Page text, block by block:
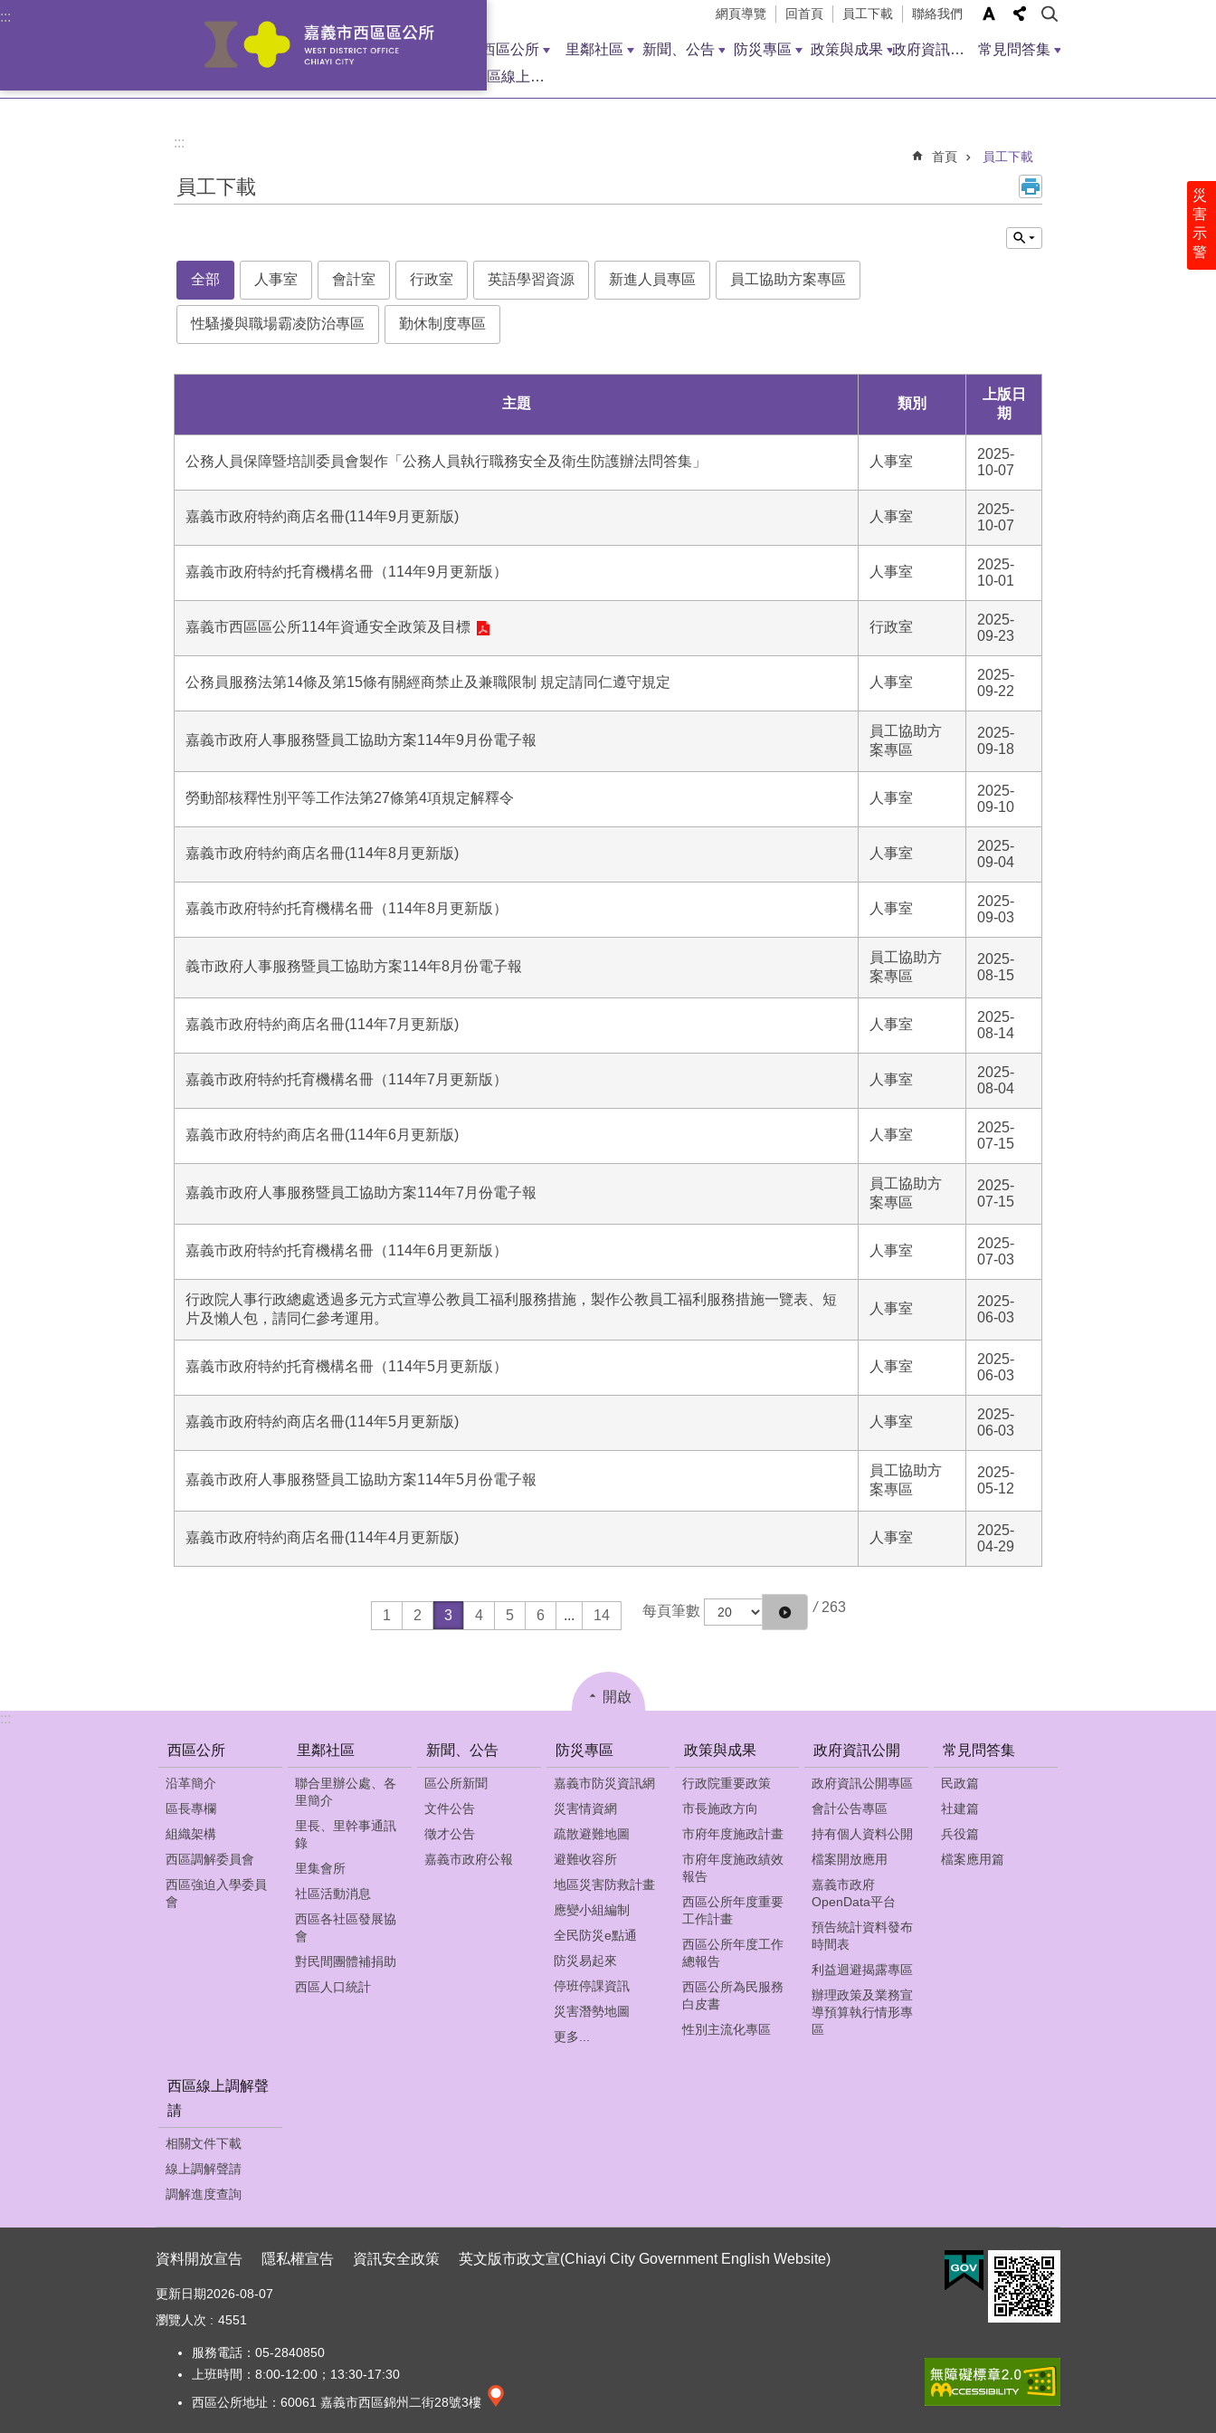
跳到主要內容區塊
:::
災
害
示
警
網頁導覽 回首頁 員工下載 聯絡我們
西區公所 里鄰社區 新聞、公告 防災專區 政策與成果 政府資訊公開
常見問答集
西區線上調解聲請
:::
首頁 員工下載
員工下載
全部 人事室 會計室 行政室 英語學習資源 新進人員專區 員工協助方案專區
性騷擾與職場霸凌防治專區 勤休制度專區
主題 類別
上版日
期
公務人員保障暨培訓委員會製作「公務人員執行職務安全及衛生防護辦法問答集」 人事室
2025-
10-07
嘉義市政府特約商店名冊(114年9月更新版) 人事室
2025-
10-07
嘉義市政府特約托育機構名冊（114年9月更新版） 人事室
2025-
10-01
嘉義市西區區公所114年資通安全政策及目標 行政室
2025-
09-23
公務員服務法第14條及第15條有關經商禁止及兼職限制 規定請同仁遵守規定 人事室
2025-
09-22
嘉義市政府人事服務暨員工協助方案114年9月份電子報
員工協助方
案專區
2025-
09-18
勞動部核釋性別平等工作法第27條第4項規定解釋令 人事室
2025-
09-10
嘉義市政府特約商店名冊(114年8月更新版) 人事室
2025-
09-04
嘉義市政府特約托育機構名冊（114年8月更新版） 人事室
2025-
09-03
義市政府人事服務暨員工協助方案114年8月份電子報
員工協助方
案專區
2025-
08-15
嘉義市政府特約商店名冊(114年7月更新版) 人事室
2025-
08-14
嘉義市政府特約托育機構名冊（114年7月更新版） 人事室
2025-
08-04
嘉義市政府特約商店名冊(114年6月更新版) 人事室
2025-
07-15
嘉義市政府人事服務暨員工協助方案114年7月份電子報
員工協助方
案專區
2025-
07-15
嘉義市政府特約托育機構名冊（114年6月更新版） 人事室
2025-
07-03
行政院人事行政總處透過多元方式宣導公教員工福利服務措施，製作公教員工福利服務措施一覽表、短
片及懶人包，請同仁參考運用。
人事室
2025-
06-03
嘉義市政府特約托育機構名冊（114年5月更新版） 人事室
2025-
06-03
嘉義市政府特約商店名冊(114年5月更新版) 人事室
2025-
06-03
嘉義市政府人事服務暨員工協助方案114年5月份電子報
員工協助方
案專區
2025-
05-12
嘉義市政府特約商店名冊(114年4月更新版) 人事室
2025-
04-29
1 2 3 4 5 6 ... 14 每頁筆數 / 263
開啟
:::
西區公所
沿革簡介
區長專欄
組織架構
西區調解委員會
西區強迫入學委員
會
里鄰社區
聯合里辦公處、各
里簡介
里長、里幹事通訊
錄
里集會所
社區活動消息
西區各社區發展協
會
對民間團體補捐助
西區人口統計
新聞、公告
區公所新聞
文件公告
徵才公告
嘉義市政府公報
防災專區
嘉義市防災資訊網
災害情資網
疏散避難地圖
避難收容所
地區災害防救計畫
應變小組編制
全民防災e點通
防災易起來
停班停課資訊
災害潛勢地圖
更多...
政策與成果
行政院重要政策
市長施政方向
市府年度施政計畫
市府年度施政績效
報告
西區公所年度重要
工作計畫
西區公所年度工作
總報告
西區公所為民服務
白皮書
性別主流化專區
政府資訊公開
政府資訊公開專區
會計公告專區
持有個人資料公開
檔案開放應用
嘉義市政府
OpenData平台
預告統計資料發布
時間表
利益迴避揭露專區
辦理政策及業務宣
導預算執行情形專
區
常見問答集
民政篇
社建篇
兵役篇
檔案應用篇
西區線上調解聲
請
相關文件下載
線上調解聲請
調解進度查詢
資料開放宣告 隱私權宣告 資訊安全政策 英文版市政文宣(Chiayi City Government English Website)
更新日期2026-08-07
瀏覽人次
4551
服務電話：05-2840850
上班時間：8:00-12:00；13:30-17:30
西區公所地址：60061 嘉義市西區錦州二街28號3樓